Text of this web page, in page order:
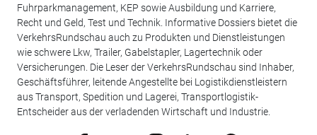
Fuhrparkmanagement, KEP sowie Ausbildung und Karriere,
Recht und Geld, Test und Technik. Informative Dossiers bietet die
VerkehrsRundschau auch zu Produkten und Dienstleistungen
wie schwere Lkw, Trailer, Gabelstapler, Lagertechnik oder
Versicherungen. Die Leser der VerkehrsRundschau sind Inhaber,
Geschäftsführer, leitende Angestellte bei Logistikdienstleistern
aus Transport, Spedition und Lagerei, Transportlogistik-
Entscheider aus der verladenden Wirtschaft und Industrie.